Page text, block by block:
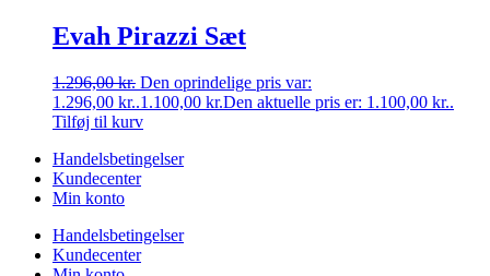
Evah Pirazzi Sæt
1.296,00kr. Den oprindelige pris var:
1.296,00 kr..1.100,00 kr.Den aktuelle pris er: 1.100,00 kr..
Tilføj til kurv
Handelsbetingelser
Kundecenter
Min konto
Handelsbetingelser
Kundecenter